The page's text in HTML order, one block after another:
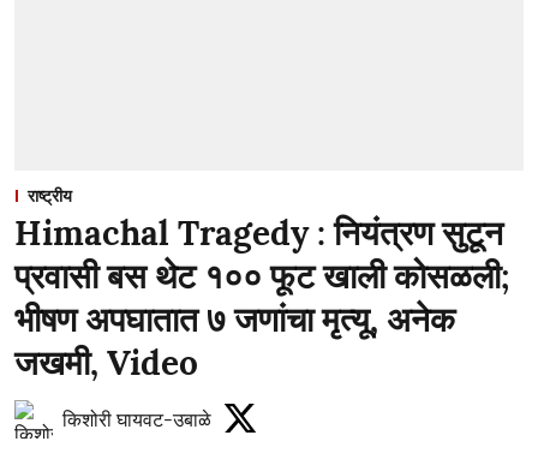
राष्ट्रीय
Himachal Tragedy : नियंत्रण सुटून
प्रवासी बस थेट १०० फूट खाली कोसळली;
भीषण अपघातात ७ जणांचा मृत्यू, अनेक
जखमी, Video
किशोरी घायवट-उबाळे